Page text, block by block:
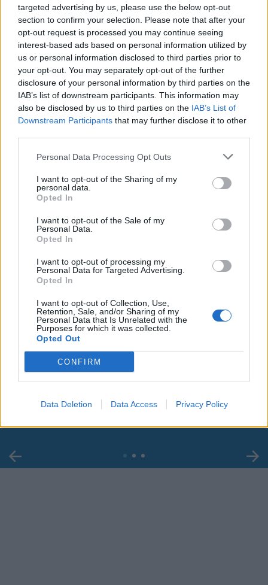
targeted advertising by us, please use the below opt-out
section to confirm your selection. Please note that after your
opt-out request is processed you may continue seeing
interest-based ads based on personal information utilized by
us or personal information disclosed to third parties prior to
your opt-out. You may separately opt-out of the further
disclosure of your personal information by third parties on the
IAB’s list of downstream participants. This information may
also be disclosed by us to third parties on the IAB’s List of
Downstream Participants that may further disclose it to other
Personal Data Processing Opt Outs
I want to opt-out of the Sharing of my
personal data.
Opted In
I want to opt-out of the Sale of my
Personal Data.
Opted In
I want to opt-out of processing my
Personal Data for Targeted Advertising.
Opted In
I want to opt-out of Collection, Use,
Retention, Sale, and/or Sharing of my
Personal Data that Is Unrelated with the
Purposes for which it was collected.
Opted Out
CONFIRM
Data Deletion Data Access Privacy Policy
in ospedale. Le dichiarazioni ai giornalisti